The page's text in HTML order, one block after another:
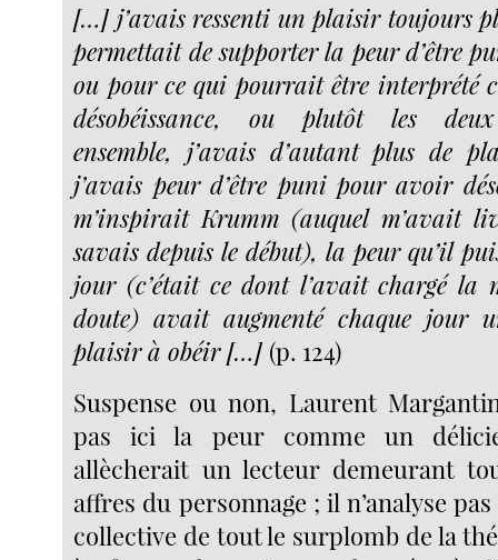
[…] j’avais ressenti un plaisir toujours
permettait de supporter la peur d’être
ou pour ce qui pourrait être interprété
désobéissance, ou plutôt les
ensemble, j’avais d’autant plus de
j’avais peur d’être puni pour avoir
m’inspirait Krumm (auquel m’avait
savais depuis le début), la peur qu’il
jour (c’était ce dont l’avait chargé la
doute) avait augmenté chaque jour
plaisir à obéir […] (p. 124)
Suspense ou non, Laurent
pas ici la peur comme un
allècherait un lecteur demeurant
affres du personnage ; il n’analyse
collective de tout le surplomb de la